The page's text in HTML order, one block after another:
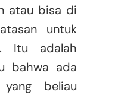
atau bisa di
untuk
Itu adalah
bahwa ada
beliau